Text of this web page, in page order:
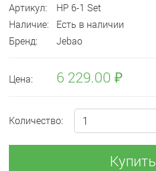
Артикул:
HP 6-1 Set
Наличие:
Есть в наличии
Бренд:
Jebao
Цена: 6 229.00 ₽
Количество:
Купить